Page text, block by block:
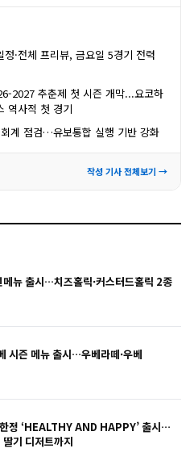
·전체 프리뷰, 금요일 5경기 전력
2027 추춘제 첫 시즌 개막...요코하
역사적 첫 경기
계 점검…유보통합 실행 기반 강화
작성 기사 전체보기 →
메뉴 출시…치즈홀릭·커스터드홀릭 2종
시즌 메뉴 출시…우베라떼·우베
정 ‘HEALTHY AND HAPPY’ 출시…
기 디저트까지